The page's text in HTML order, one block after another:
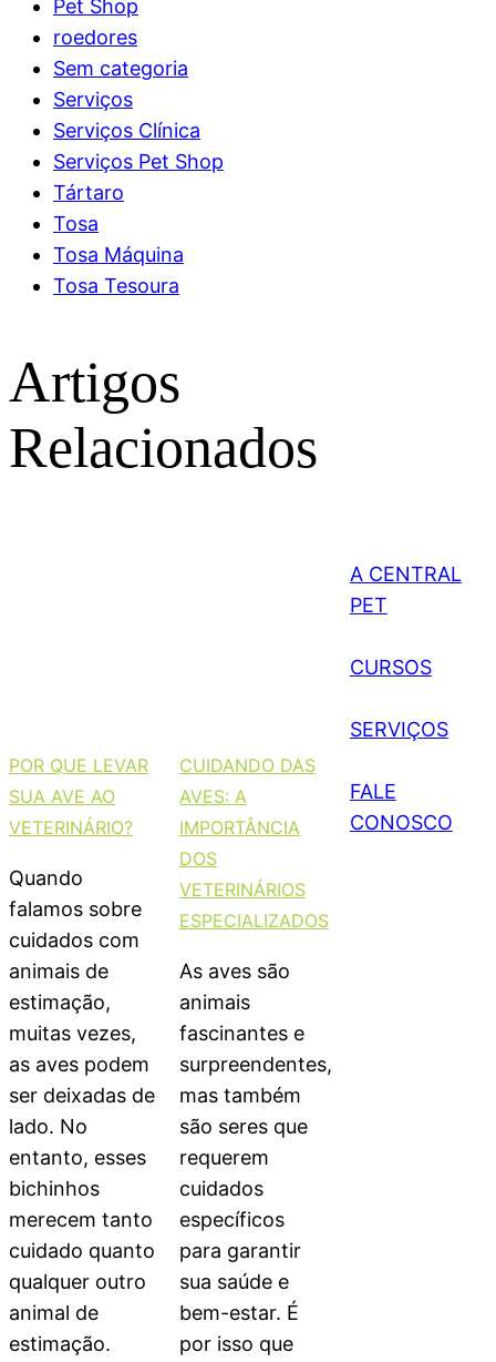
Pet Shop
roedores
Sem categoria
Serviços
Serviços Clínica
Serviços Pet Shop
Tártaro
Tosa
Tosa Máquina
Tosa Tesoura
Artigos
Relacionados
POR QUE LEVAR
SUA AVE AO
VETERINÁRIO?
Quando
falamos sobre
cuidados com
animais de
estimação,
muitas vezes,
as aves podem
ser deixadas de
lado. No
entanto, esses
bichinhos
merecem tanto
cuidado quanto
qualquer outro
animal de
estimação.
CUIDANDO DAS
AVES: A
IMPORTÂNCIA
DOS
VETERINÁRIOS
ESPECIALIZADOS
As aves são
animais
fascinantes e
surpreendentes,
mas também
são seres que
requerem
cuidados
específicos
para garantir
sua saúde e
bem-estar. É
por isso que
A CENTRAL
PET
CURSOS
SERVIÇOS
FALE
CONOSCO